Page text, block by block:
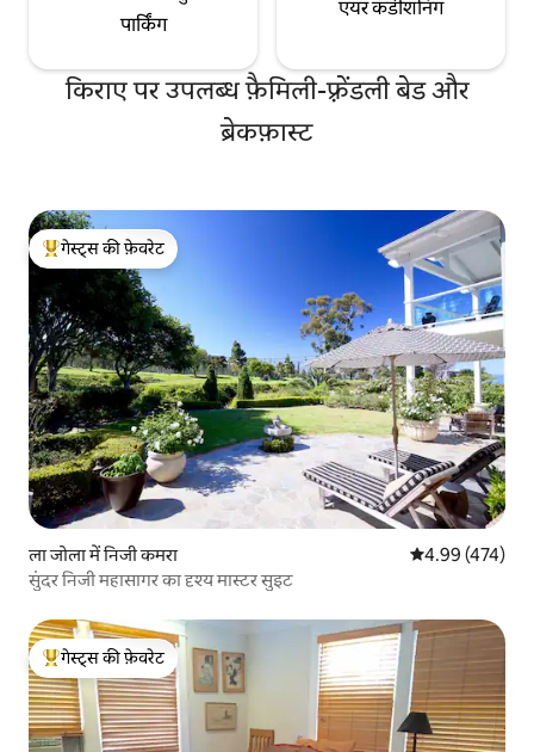
पार्किंग
एयर कंडीशनिंग
किराए पर उपलब्ध फ़ैमिली-फ़्रेंडली बेड और
ब्रेकफ़ास्ट
गेस्ट्स का टॉप फ़ेवरेट
गेस्ट्स की फ़ेवरेट
ला जोला में निजी कमरा औसत रेटिंग 5 में से
4.99 (474)
सुंदर निजी महासागर का दृश्य मास्टर सुइट
गेस्ट्स का टॉप फ़ेवरेट
गेस्ट्स की फ़ेवरेट